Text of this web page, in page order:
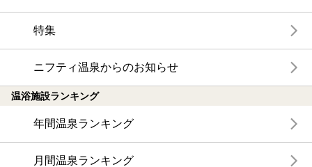
特集
ニフティ温泉からのお知らせ
温浴施設ランキング
年間温泉ランキング
月間温泉ランキング